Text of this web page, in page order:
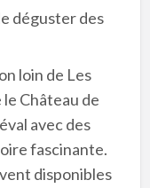
déguster des
loin de Les
Château de
avec des
fascinante.
disponibles